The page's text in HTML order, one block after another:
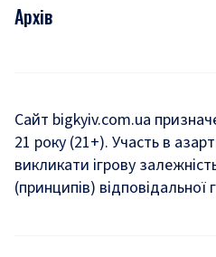
Архів
Комуналка
Хроніки війни
Сайт bigkyiv.com.ua
21 року (21+). Участь в
викликати ігрову
(принципів) відповідальної